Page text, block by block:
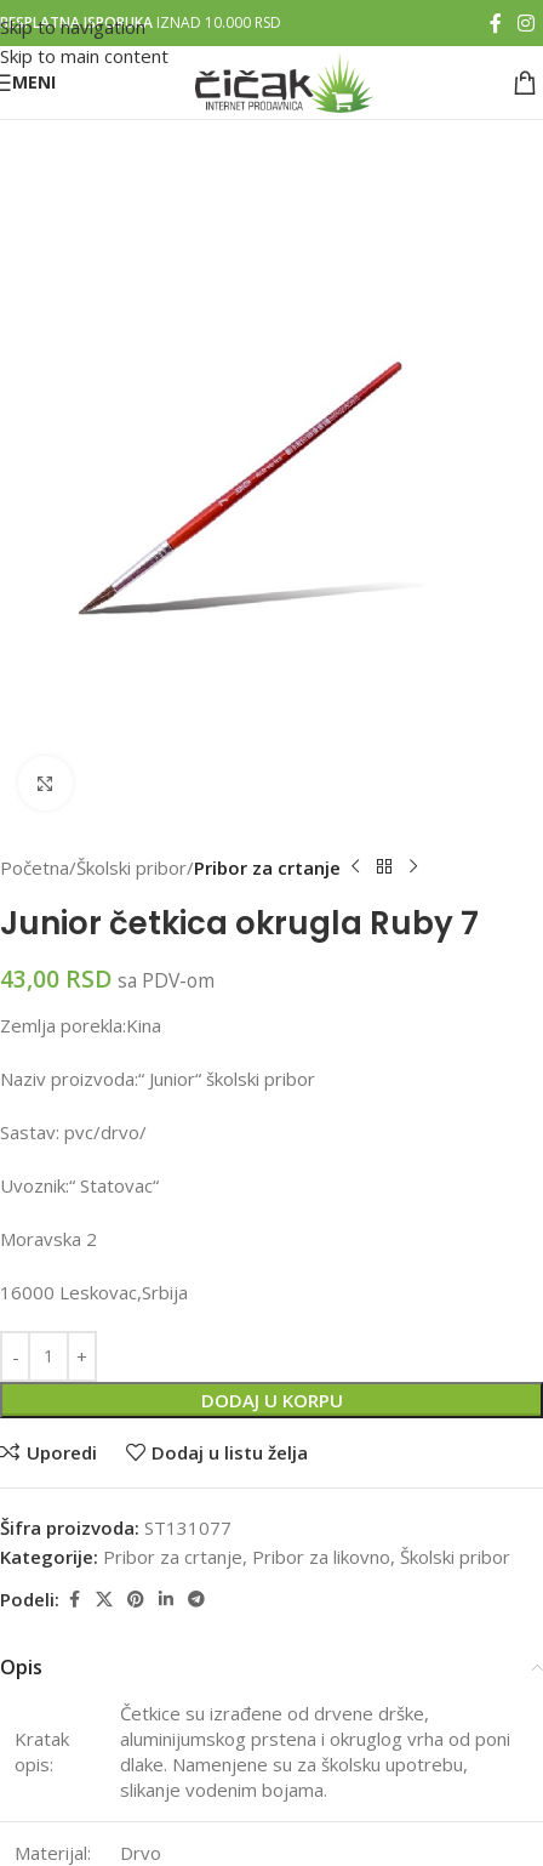
Skip to navigation
Skip to main content
BESPLATNA ISPORUKA IZNAD 10.000 RSD
MENI
Početna Školski pribor Pribor za crtanje
Junior četkica okrugla Ruby 7
43,00 RSD sa PDV-om
Zemlja porekla:Kina
Naziv proizvoda:“ Junior“ školski pribor
Sastav: pvc/drvo/
Uvoznik:“ Statovac“
Moravska 2
16000 Leskovac,Srbija
DODAJ U KORPU
Uporedi Dodaj u listu želja
Šifra proizvoda: ST131077
Kategorije: Pribor za crtanje, Pribor za likovno, Školski pribor
Podeli:
Opis
Kratak
opis:
Četkice su izrađene od drvene drške,
aluminijumskog prstena i okruglog vrha od poni
dlake. Namenjene su za školsku upotrebu,
slikanje vodenim bojama.
Materijal: Drvo